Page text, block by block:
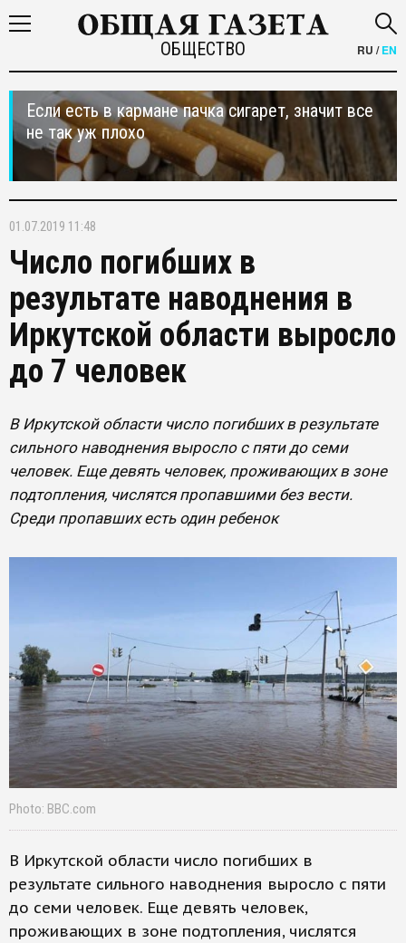
ОБЩЕСТВО RU /EN
Если есть в кармане пачка сигарет, значит все
не так уж плохо
01.07.2019 11:48
Число погибших в
результате наводнения в
Иркутской области выросло
до 7 человек
В Иркутской области число погибших в результате
сильного наводнения выросло с пяти до семи
человек. Еще девять человек, проживающих в зоне
подтопления, числятся пропавшими без вести.
Среди пропавших есть один ребенок
Photo: BBC.com
В Иркутской области число погибших в
результате сильного наводнения выросло с пяти
до семи человек. Еще девять человек,
проживающих в зоне подтопления, числятся